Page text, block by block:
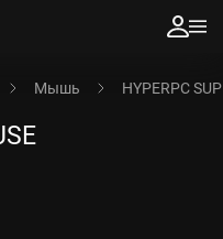
Мышь HYPERPC